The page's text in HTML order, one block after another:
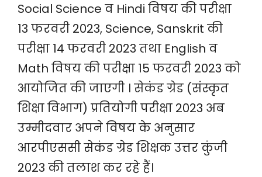
Social Science व Hindi विषय की परीक्षा
13 फरवरी 2023, Science, Sanskrit की
परीक्षा 14 फरवरी 2023 तथा English व
Math विषय की परीक्षा 15 फरवरी 2023 को
आयोजित की जाएगी । सेकंड ग्रेड (संस्कृत
शिक्षा विभाग) प्रतियोगी परीक्षा 2023 अब
उम्मीदवार अपने विषय के अनुसार
आरपीएससी सेकंड ग्रेड शिक्षक उत्तर कुंजी
2023 की तलाश कर रहे हैं।